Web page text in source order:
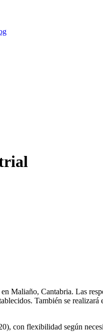
Maliaño, Cantabria. Las
También se
con flexibilidad según